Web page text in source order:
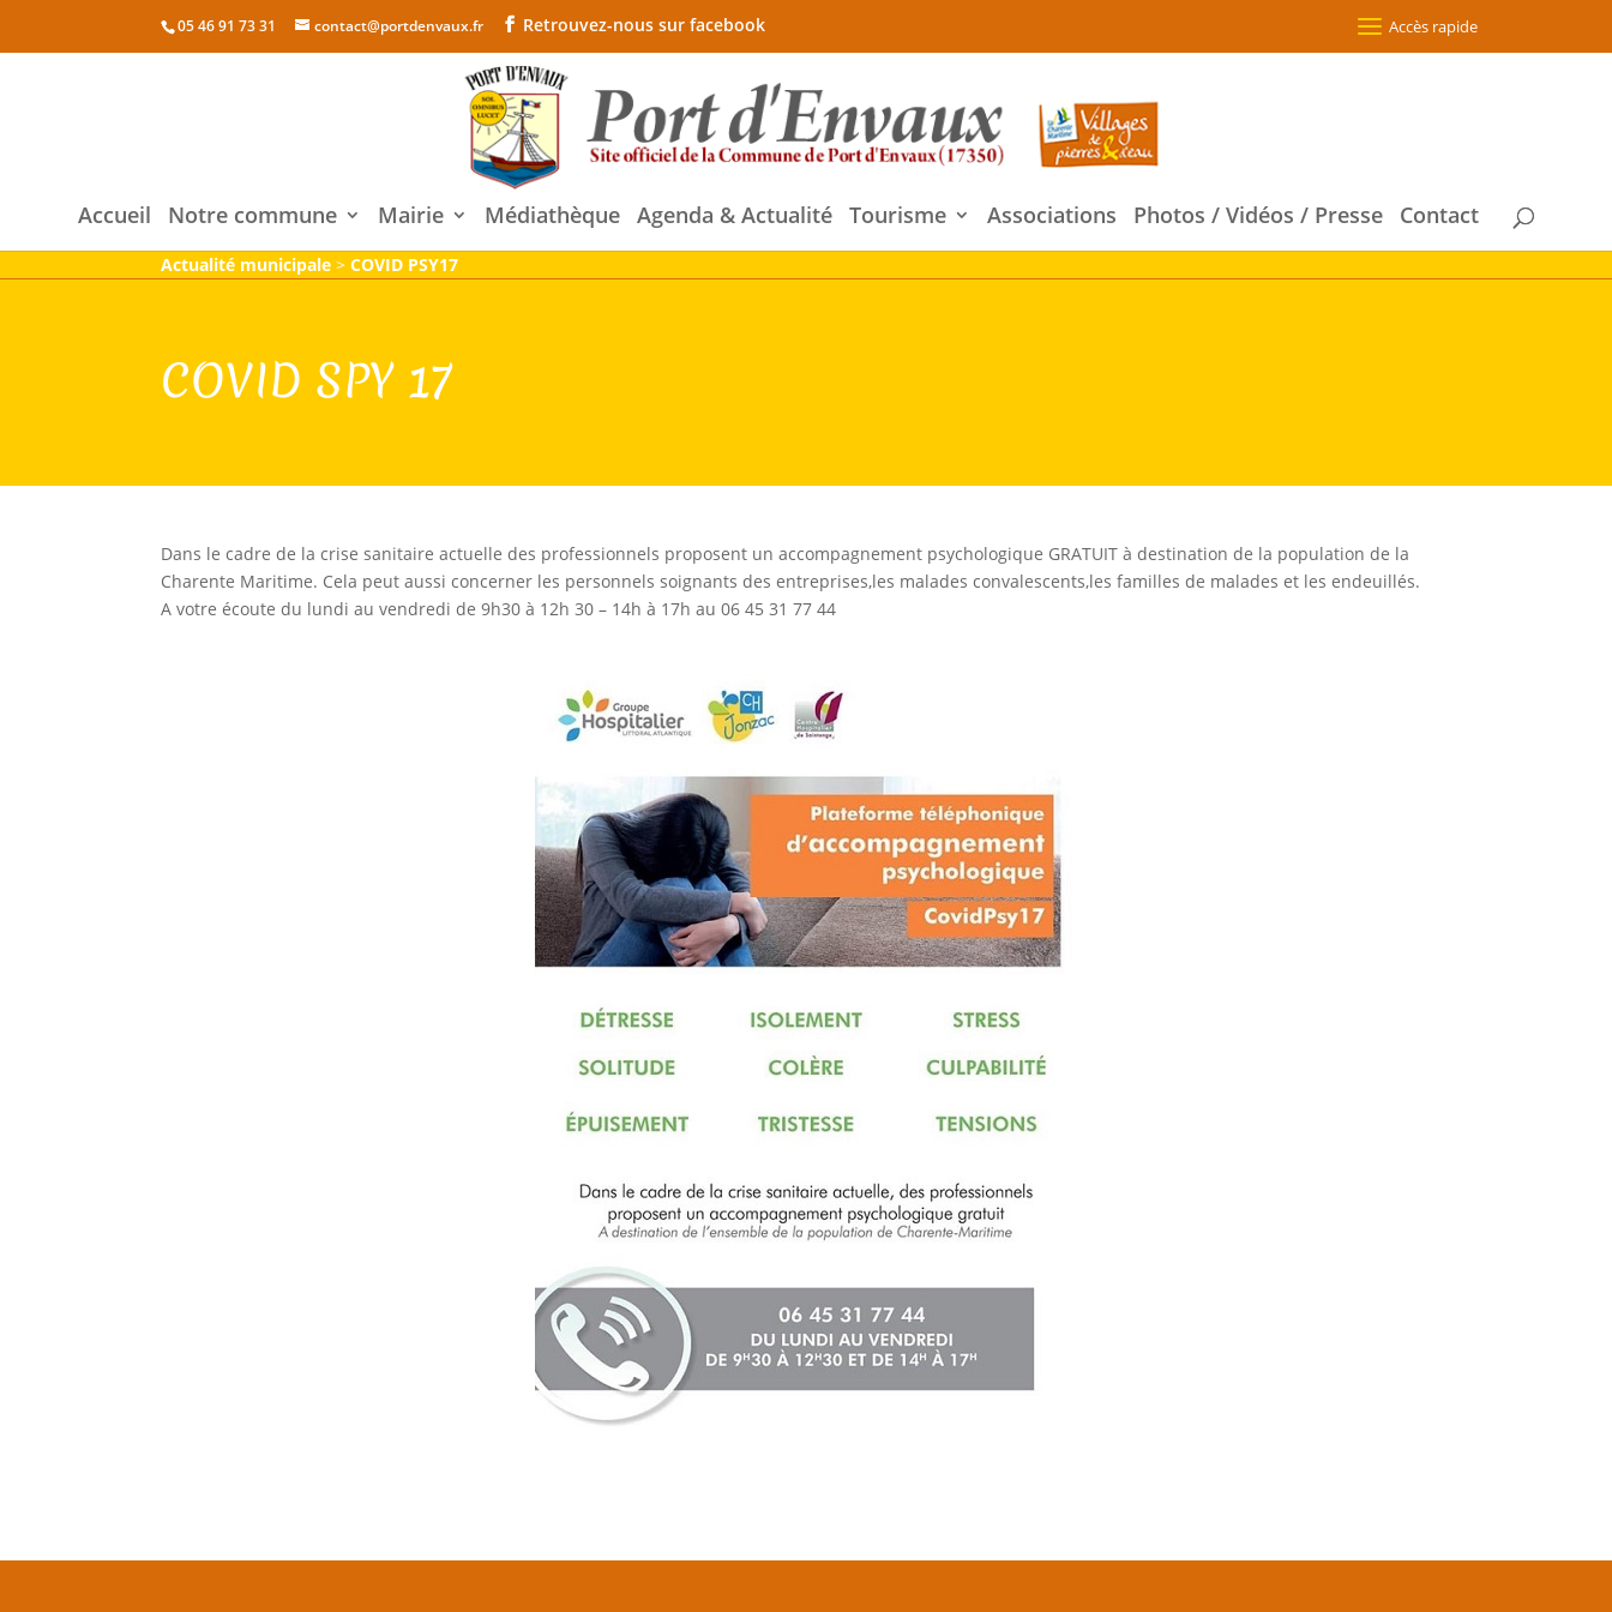
05 46 91 73 31 contact@portdenvaux.fr Retrouvez-nous sur facebook Accès rapide
Accueil Notre commune Mairie Médiathèque Agenda & Actualité Tourisme Associations Photos / Vidéos / Presse Contact
Actualité municipale >COVID PSY17
COVID SPY 17
Dans le cadre de la crise sanitaire actuelle des professionnels proposent un accompagnement psychologique GRATUIT à destination de la population de la
Charente Maritime. Cela peut aussi concerner les personnels soignants des entreprises,les malades convalescents,les familles de malades et les endeuillés.
A votre écoute du lundi au vendredi de 9h30 à 12h 30 – 14h à 17h au 06 45 31 77 44